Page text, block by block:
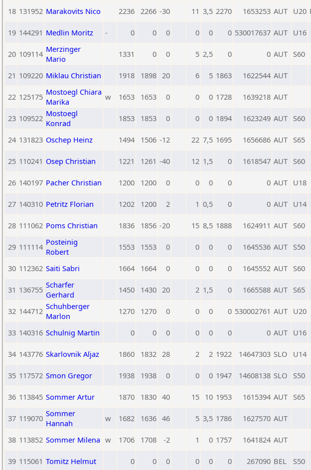
18 131952 Marakovits Nico 2236 2266 -30 11 3,5 2270 1653253 AUT U20
19 144291 Medlin Moritz - 0 0 0 0 0 0 530017637 AUT U16
20 109114 Merzinger
Mario
1331 0 0 5 2,5 0 0 AUT S60
21 109220 Miklau Christian 1918 1898 20 6 5 1863 1622544 AUT
22 125175 Mostoegl Chiara
Marika
w 1653 1653 0 0 0 1728 1639218 AUT
23 109522 Mostoegl
Konrad
1853 1853 0 0 0 1894 1623249 AUT S60
24 131823 Oschep Heinz 1494 1506 -12 22 7,5 1695 1656686 AUT S65
25 110241 Osep Christian 1221 1261 -40 12 1,5 0 1618547 AUT S60
26 140197 Pacher Christian 1200 1200 0 0 0 0 0 AUT U18
27 140310 Petritz Florian 1202 1200 2 1 0,5 0 0 AUT U14
28 111062 Poms Christian 1836 1856 -20 15 8,5 1888 1624911 AUT S60
29 111114 Posteinig
Robert
1553 1553 0 0 0 0 1645536 AUT S50
30 112362 Saiti Sabri 1664 1664 0 0 0 0 1645552 AUT S60
31 136755 Scharfer
Gerhard
1450 1430 20 2 1,5 0 1665588 AUT S65
32 144712 Schuhberger
Marlon
1270 1270 0 0 0 0 530002761 AUT U20
33 140316 Schulnig Martin 0 0 0 0 0 0 0 AUT U16
34 143776 Skarlovnik Aljaz 1860 1832 28 2 2 1922 14647303 SLO U14
35 117572 Smon Gregor 1938 1938 0 0 0 1947 14608138 SLO S50
36 113845 Sommer Artur 1870 1830 40 15 10 1953 1615394 AUT S65
37 119070 Sommer
Hannah
w 1682 1636 46 5 3,5 1786 1627570 AUT
38 113852 Sommer Milena w 1706 1708 -2 1 0 1757 1641824 AUT
39 115061 Tomitz Helmut 0 0 0 0 0 0 267090 BEL S50